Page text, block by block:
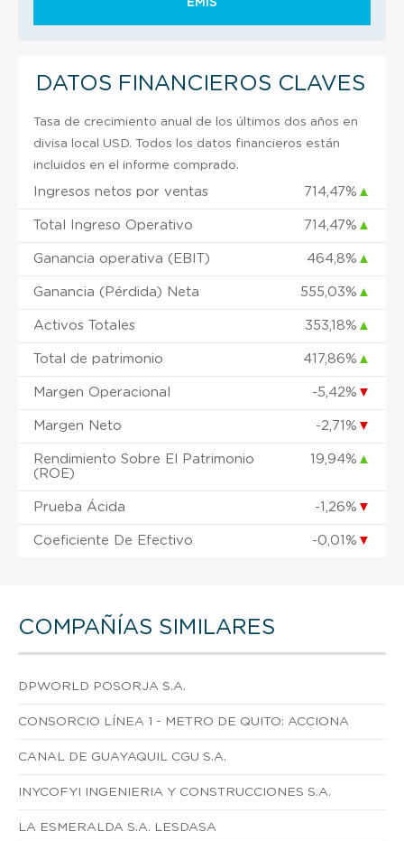
DATOS FINANCIEROS CLAVES
Tasa de crecimiento anual de los últimos dos años en
divisa local USD. Todos los datos financieros están
incluidos en el informe comprado.
Ingresos netos por ventas 714,47% ▲
Total Ingreso Operativo 714,47% ▲
Ganancia operativa (EBIT) 464,8% ▲
Ganancia (Pérdida) Neta 555,03% ▲
Activos Totales 353,18% ▲
Total de patrimonio 417,86% ▲
Margen Operacional -5,42% ▼
Margen Neto -2,71% ▼
Rendimiento Sobre El Patrimonio
(ROE)
19,94% ▲
Prueba Ácida -1,26% ▼
Coeficiente De Efectivo -0,01% ▼
COMPAÑÍAS SIMILARES
DPWORLD POSORJA S.A.
CONSORCIO LÍNEA 1 - METRO DE QUITO: ACCIONA
CANAL DE GUAYAQUIL CGU S.A.
INYCOFYI INGENIERIA Y CONSTRUCCIONES S.A.
LA ESMERALDA S.A. LESDASA